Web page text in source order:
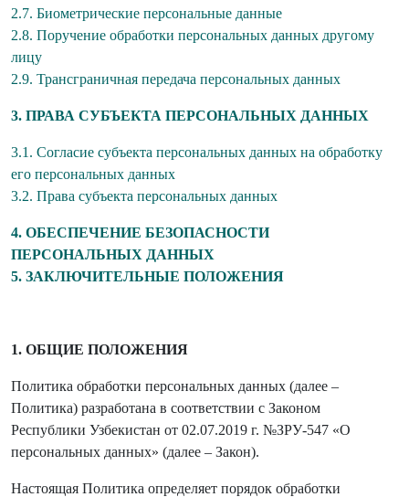
2.7. Биометрические персональные данные
2.8. Поручение обработки персональных данных другому
лицу
2.9. Трансграничная передача персональных данных
3. ПРАВА СУБЪЕКТА ПЕРСОНАЛЬНЫХ ДАННЫХ
3.1. Согласие субъекта персональных данных на обработку
его персональных данных
3.2. Права субъекта персональных данных
4. ОБЕСПЕЧЕНИЕ БЕЗОПАСНОСТИ
ПЕРСОНАЛЬНЫХ ДАННЫХ
5. ЗАКЛЮЧИТЕЛЬНЫЕ ПОЛОЖЕНИЯ
1. ОБЩИЕ ПОЛОЖЕНИЯ
Политика обработки персональных данных (далее –
Политика) разработана в соответствии с Законом
Республики Узбекистан от 02.07.2019 г. №ЗРУ-547 «О
персональных данных» (далее – Закон).
Настоящая Политика определяет порядок обработки